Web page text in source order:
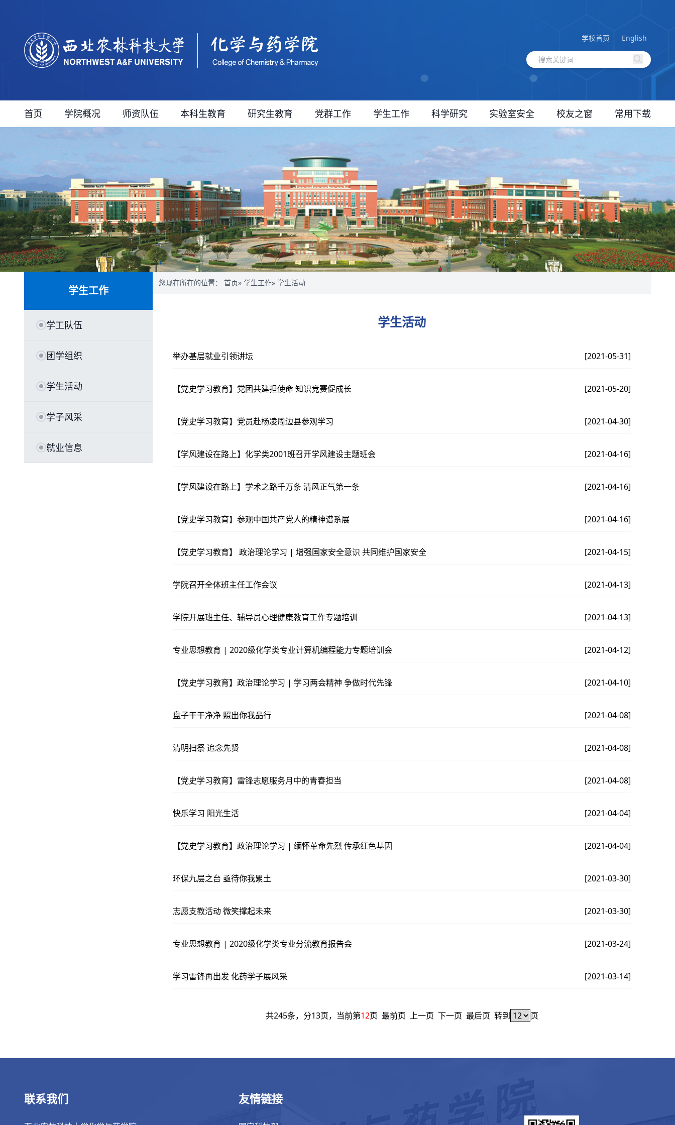
学校首页 English
首页 学院概况 师资队伍 本科生教育 研究生教育 党群工作 学生工作 科学研究 实验室安全 校友之窗 常用下载
学生工作
学工队伍
团学组织
学生活动
学子风采
就业信息
您现在所在的位置： 首页» 学生工作» 学生活动
学生活动
举办基层就业引领讲坛 [2021-05-31]
【党史学习教育】党团共建担使命 知识竞赛促成长 [2021-05-20]
【党史学习教育】党员赴杨凌周边县参观学习 [2021-04-30]
【学风建设在路上】化学类2001班召开学风建设主题班会 [2021-04-16]
【学风建设在路上】学术之路千万条 清风正气第一条 [2021-04-16]
【党史学习教育】参观中国共产党人的精神谱系展 [2021-04-16]
【党史学习教育】 政治理论学习 | 增强国家安全意识 共同维护国家安全 [2021-04-15]
学院召开全体班主任工作会议 [2021-04-13]
学院开展班主任、辅导员心理健康教育工作专题培训 [2021-04-13]
专业思想教育 | 2020级化学类专业计算机编程能力专题培训会 [2021-04-12]
【党史学习教育】政治理论学习 | 学习两会精神 争做时代先锋 [2021-04-10]
盘子干干净净 照出你我品行 [2021-04-08]
清明扫祭 追念先贤 [2021-04-08]
【党史学习教育】雷锋志愿服务月中的青春担当 [2021-04-08]
快乐学习 阳光生活 [2021-04-04]
【党史学习教育】政治理论学习 | 缅怀革命先烈 传承红色基因 [2021-04-04]
环保九层之台 亟待你我累土 [2021-03-30]
志愿支教活动 微笑撑起未来 [2021-03-30]
专业思想教育 | 2020级化学类专业分流教育报告会 [2021-03-24]
学习雷锋再出发 化药学子展风采 [2021-03-14]
共245条，分13页，当前第12页 最前页 上一页 下一页 最后页 转到 页
联系我们 友情链接